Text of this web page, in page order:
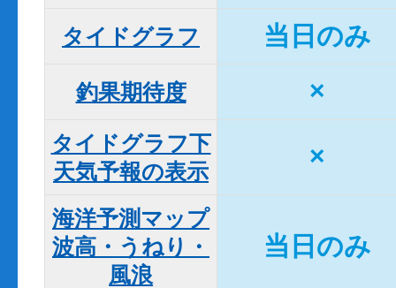
タイドグラフ 当日のみ
釣果期待度 ×
タイドグラフ下
天気予報の表示
×
海洋予測マップ
波高・うねり・
風浪
当日のみ